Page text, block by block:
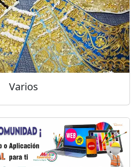
Varios